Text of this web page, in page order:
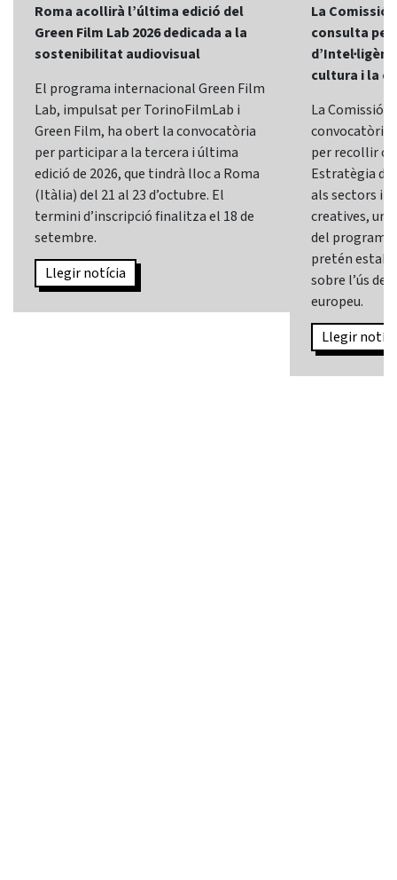
Roma acollirà l’última edició del
Green Film Lab 2026 dedicada a la
sostenibilitat audiovisual
El programa internacional Green Film
Lab, impulsat per TorinoFilmLab i
Green Film, ha obert la convocatòria
per participar a la tercera i última
edició de 2026, que tindrà lloc a Roma
(Itàlia) del 21 al 23 d’octubre. El
termini d’inscripció finalitza el 18 de
setembre.
Llegir notícia
La Comissió
consulta
cultura i la
La Comissió
convocatòria
per recollir
Estratègia
als sectors i
creatives,
del programa
pretén
sobre l’ús de
europeu.
Llegir